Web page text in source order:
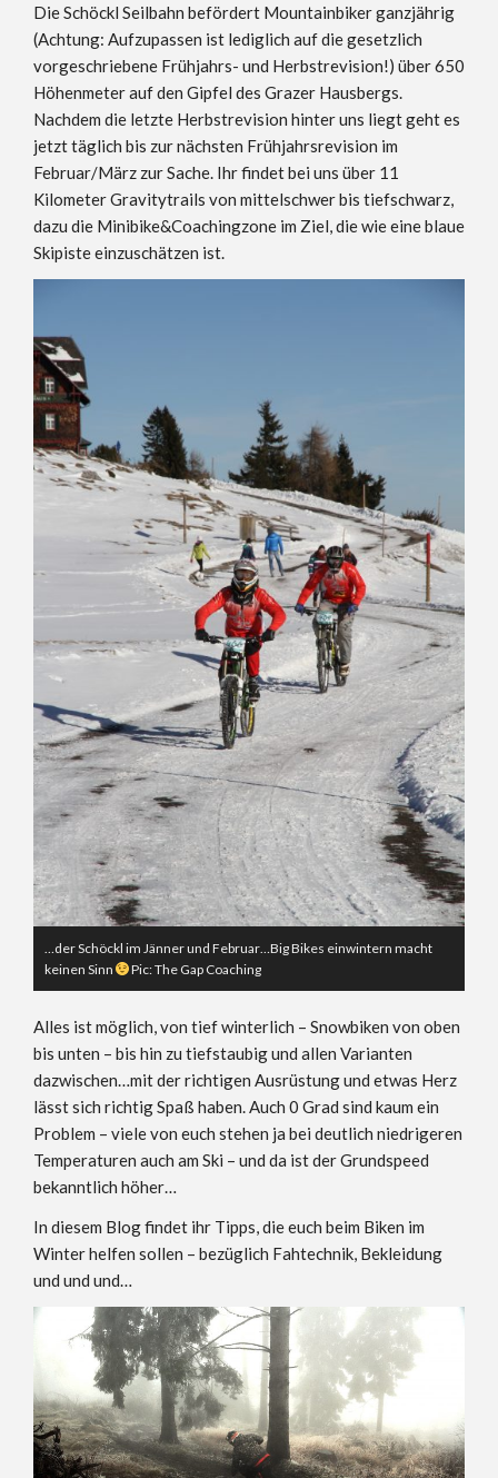
Die Schöckl Seilbahn befördert Mountainbiker ganzjährig
(Achtung: Aufzupassen ist lediglich auf die gesetzlich
vorgeschriebene Frühjahrs- und Herbstrevision!) über 650
Höhenmeter auf den Gipfel des Grazer Hausbergs.
Nachdem die letzte Herbstrevision hinter uns liegt geht es
jetzt täglich bis zur nächsten Frühjahrsrevision im
Februar/März zur Sache. Ihr findet bei uns über 11
Kilometer Gravitytrails von mittelschwer bis tiefschwarz,
dazu die Minibike&Coachingzone im Ziel, die wie eine blaue
Skipiste einzuschätzen ist.
…der Schöckl im Jänner und Februar…Big Bikes einwintern macht
keinen Sinn
Pic: The Gap Coaching
Alles ist möglich, von tief winterlich – Snowbiken von oben
bis unten – bis hin zu tiefstaubig und allen Varianten
dazwischen…mit der richtigen Ausrüstung und etwas Herz
lässt sich richtig Spaß haben. Auch 0 Grad sind kaum ein
Problem – viele von euch stehen ja bei deutlich niedrigeren
Temperaturen auch am Ski – und da ist der Grundspeed
bekanntlich höher…
In diesem Blog findet ihr Tipps, die euch beim Biken im
Winter helfen sollen – bezüglich Fahtechnik, Bekleidung
und und und…